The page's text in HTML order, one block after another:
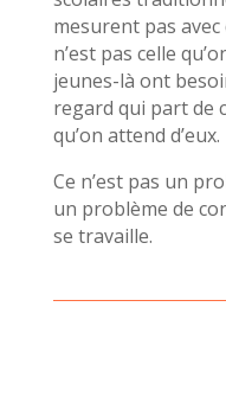
mesurent pas
n’est pas celle
jeunes-là ont
regard qui part de
qu’on attend d’eux.
Ce n’est pas un
un problème de
se travaille.